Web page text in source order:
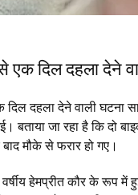
एक दिल दहला देने
दहला देने वाली घटना
बताया जा रहा है कि दो
मौके से फरार हो गए।
हेमप्रीत कौर के रूप में